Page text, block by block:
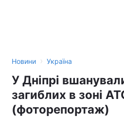
Новини › Україна
У Дніпрі
загиблих в зоні
(фоторепортаж)